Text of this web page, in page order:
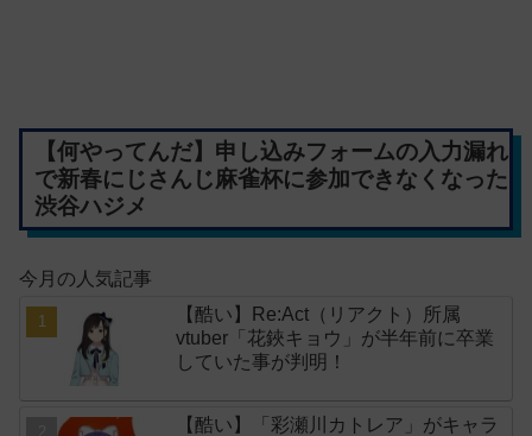
【何やってんだ】申し込みフォームの入力漏れ
で新春にじさんじ麻雀杯に参加できなくなった
渋谷ハジメ
今月の人気記事
【酷い】Re:Act（リアクト）所属
vtuber「花鋏キョウ」が半年前に卒業
していた事が判明！
【酷い】「彩瀬川カトレア」がキャラ